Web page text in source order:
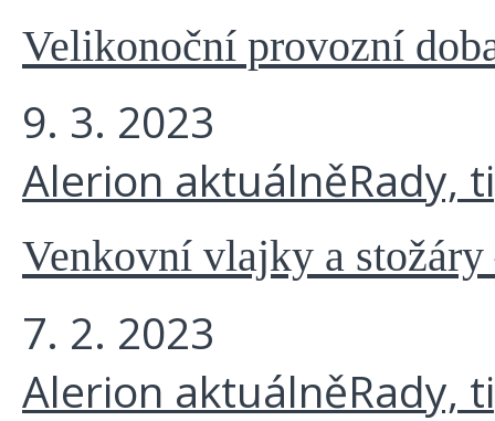
Velikonoční provozní
9. 3. 2023
Alerion aktuálněRady,
Venkovní vlajky a
7. 2. 2023
Alerion aktuálněRady,